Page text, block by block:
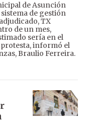
de Asunción
de gestión
TX
de un mes,
sería en el
protesta, informó el
Braulio Ferreira.